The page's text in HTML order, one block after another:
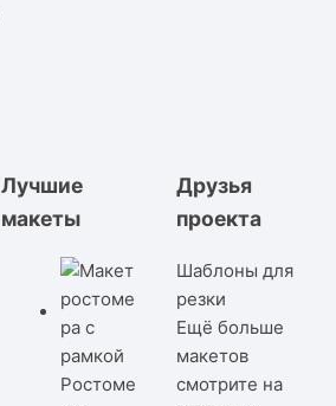
Лучшие
макеты
Ростоме
Друзья
проекта
Шаблоны для
резки
Ещё больше
макетов
смотрите на